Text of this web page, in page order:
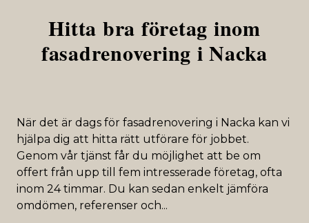
Hitta bra företag inom
fasadrenovering i Nacka
När det är dags för fasadrenovering i Nacka kan vi
hjälpa dig att hitta rätt utförare för jobbet.
Genom vår tjänst får du möjlighet att be om
offert från upp till fem intresserade företag, ofta
inom 24 timmar. Du kan sedan enkelt jämföra
omdömen, referenser och...